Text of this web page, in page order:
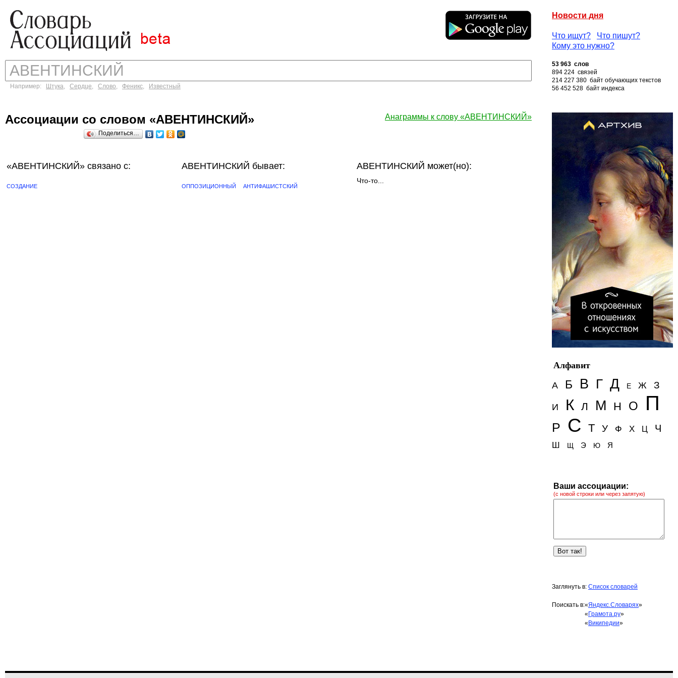
Новости дня
Что ищут?
Что пишут?
Кому это нужно?
Например: Штука, Сердце, Слово, Феникс, Известный
53 963 слов
894 224 связей
214 227 380 байт обучающих текстов
56 452 528 байт индекса
Анаграммы к слову «АВЕНТИНСКИЙ»
Ассоциации со словом «АВЕНТИНСКИЙ»
Поделиться…
«АВЕНТИНСКИЙ» связано с:
СОЗДАНИЕ
АВЕНТИНСКИЙ бывает:
ОППОЗИЦИОННЫЙ АНТИФАШИСТСКИЙ
АВЕНТИНСКИЙ может(но):
Что-то...
Алфавит
А
Б В Г Д Е Ж З
И К Л М Н О П
Р С Т У Ф Х Ц Ч
Ш Щ Э Ю Я
Ваши ассоциации:
(с новой строки или через запятую)
Заглянуть в: Список словарей
Поискать в:«Яндекс.Словарях»
« Грамота.ру»
« Википедии»